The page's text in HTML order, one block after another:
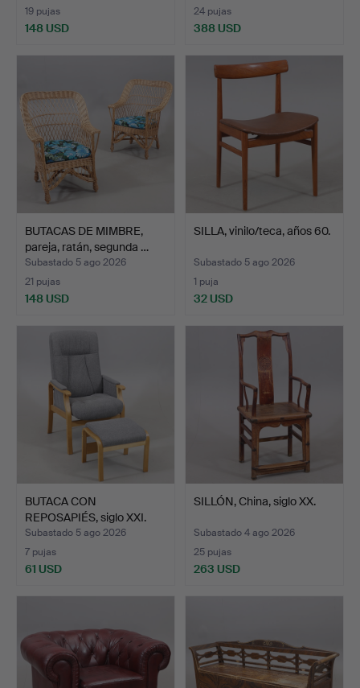
19 pujas
148 USD
24 pujas
388 USD
BUTACAS DE MIMBRE,
pareja, ratán, segunda …
Subastado 5 ago 2026
21 pujas
148 USD
SILLA, vinilo/teca, años 60.
Subastado 5 ago 2026
1 puja
32 USD
BUTACA CON
REPOSAPIÉS, siglo XXI.
Subastado 5 ago 2026
7 pujas
61 USD
SILLÓN, China, siglo XX.
Subastado 4 ago 2026
25 pujas
263 USD